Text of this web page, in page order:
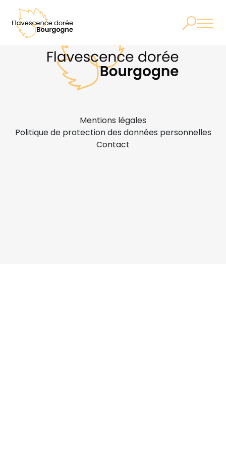
Mentions légales
Politique de protection des données personnelles
Contact